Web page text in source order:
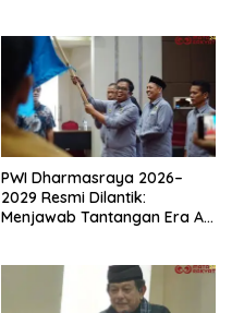
PWI Dharmasraya 2026–
2029 Resmi Dilantik:
Menjawab Tantangan Era AI